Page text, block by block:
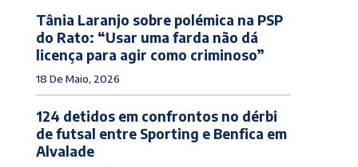
Tânia Laranjo sobre polémica na PSP
do Rato: “Usar uma farda não dá
licença para agir como criminoso”
18 De Maio, 2026
124 detidos em confrontos no dérbi
de futsal entre Sporting e Benfica em
Alvalade